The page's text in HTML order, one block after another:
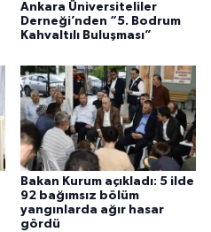
Ankara Üniversiteliler
Derneği’nden “5. Bodrum
Kahvaltılı Buluşması”
Bakan Kurum açıkladı: 5 ilde
92 bağımsız bölüm
yangınlarda ağır hasar
gördü